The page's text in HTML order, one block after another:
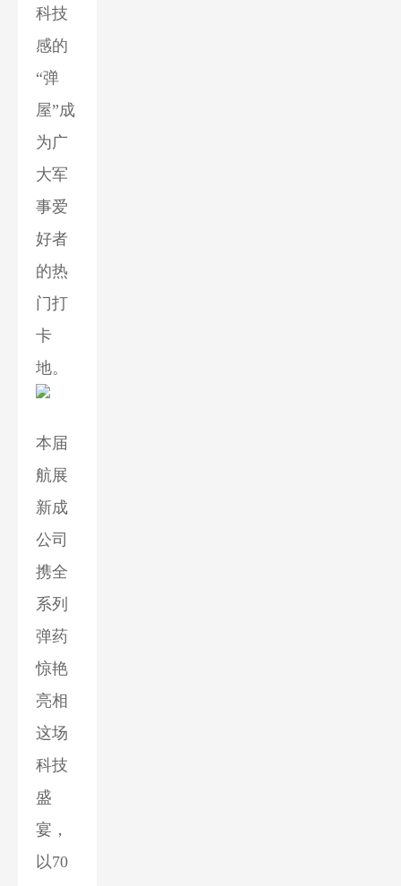
科技
感的
“弹
屋”成
为广
大军
事爱
好者
的热
门打
卡
地。
本届
航展
新成
公司
携全
系列
弹药
惊艳
亮相
这场
科技
盛
宴，
以70